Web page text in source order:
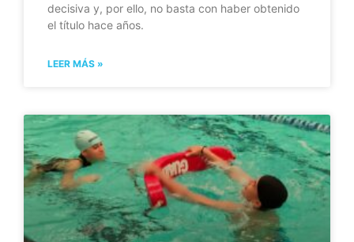
decisiva y, por ello, no basta con haber obtenido
el título hace años.
LEER MÁS »